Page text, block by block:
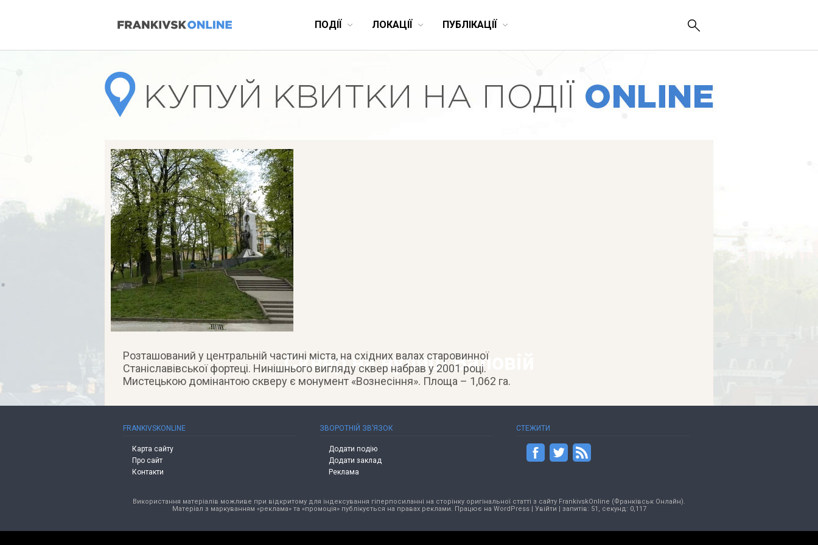
ПОДІЇ ЛОКАЦІЇ ПУБЛІКАЦІЇ
Сквер на вулиці Валовій
Розташований у центральній частині міста, на східних валах старовинної
Станіславівської фортеці. Нинішнього вигляду сквер набрав у 2001 році.
Мистецькою домінантою скверу є монумент «Вознесіння». Площа – 1,062 га.
FRANKIVSKONLINE
Карта сайту
Про сайт
Контакти
ЗВОРОТНІЙ ЗВ’ЯЗОК
Додати подію
Додати заклад
Реклама
СТЕЖИТИ
Використання матеріалів можливе при відкритому для індексування гіперпосиланні на сторінку оригінальної статті з сайту FrankivskOnline (Франківськ Онлайн).
Матеріал з маркуванням «реклама» та «промоція» публікується на правах реклами. Працює на WordPress| Увійти | запитів: 51, секунд: 0,117